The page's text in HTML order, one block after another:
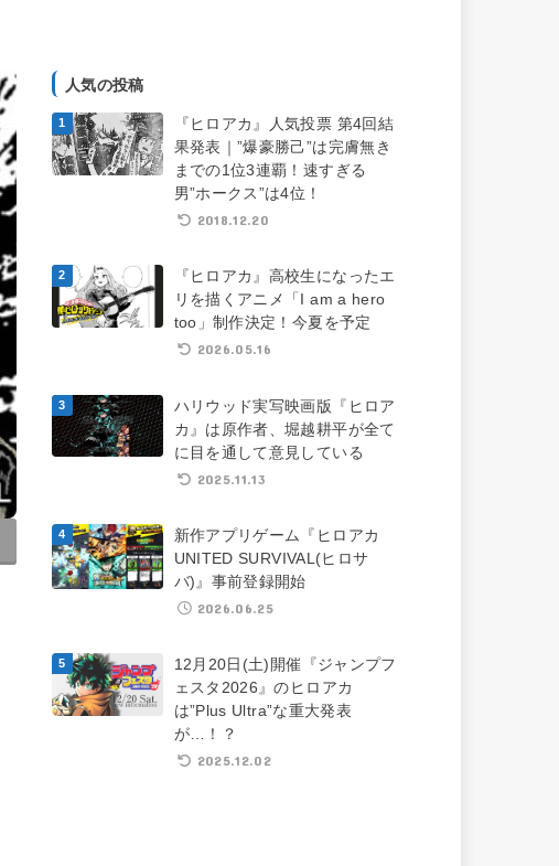
人気の投稿
『ヒロアカ』人気投票 第4回結
果発表｜”爆豪勝己”は完膚無き
までの1位3連覇！速すぎる
男”ホークス”は4位！
2018.12.20
『ヒロアカ』高校生になったエ
リを描くアニメ「I am a hero
too」制作決定！今夏を予定
2026.05.16
ハリウッド実写映画版『ヒロア
カ』は原作者、堀越耕平が全て
に目を通して意見している
2025.11.13
新作アプリゲーム『ヒロアカ
UNITED SURVIVAL(ヒロサ
バ)』事前登録開始
2026.06.25
12月20日(土)開催『ジャンプフ
ェスタ2026』のヒロアカ
は”Plus Ultra”な重大発表
が…！？
2025.12.02